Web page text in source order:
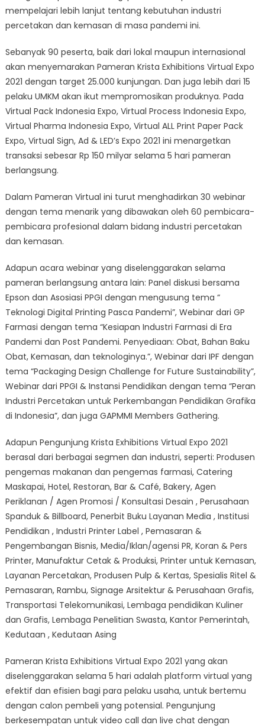
mempelajari lebih lanjut tentang kebutuhan industri
percetakan dan kemasan di masa pandemi ini.
Sebanyak 90 peserta, baik dari lokal maupun internasional
akan menyemarakan Pameran Krista Exhibitions Virtual Expo
2021 dengan target 25.000 kunjungan. Dan juga lebih dari 15
pelaku UMKM akan ikut mempromosikan produknya. Pada
Virtual Pack Indonesia Expo, Virtual Process Indonesia Expo,
Virtual Pharma Indonesia Expo, Virtual ALL Print Paper Pack
Expo, Virtual Sign, Ad & LED’s Expo 2021 ini menargetkan
transaksi sebesar Rp 150 milyar selama 5 hari pameran
berlangsung.
Dalam Pameran Virtual ini turut menghadirkan 30 webinar
dengan tema menarik yang dibawakan oleh 60 pembicara-
pembicara profesional dalam bidang industri percetakan
dan kemasan.
Adapun acara webinar yang diselenggarakan selama
pameran berlangsung antara lain: Panel diskusi bersama
Epson dan Asosiasi PPGI dengan mengusung tema “
Teknologi Digital Printing Pasca Pandemi”, Webinar dari GP
Farmasi dengan tema “Kesiapan Industri Farmasi di Era
Pandemi dan Post Pandemi. Penyediaan: Obat, Bahan Baku
Obat, Kemasan, dan teknologinya.”, Webinar dari IPF dengan
tema “Packaging Design Challenge for Future Sustainability”,
Webinar dari PPGI & Instansi Pendidikan dengan tema “Peran
Industri Percetakan untuk Perkembangan Pendidikan Grafika
di Indonesia”, dan juga GAPMMI Members Gathering.
Adapun Pengunjung Krista Exhibitions Virtual Expo 2021
berasal dari berbagai segmen dan industri, seperti: Produsen
pengemas makanan dan pengemas farmasi, Catering
Maskapai, Hotel, Restoran, Bar & Café, Bakery, Agen
Periklanan / Agen Promosi / Konsultasi Desain , Perusahaan
Spanduk & Billboard, Penerbit Buku Layanan Media , Institusi
Pendidikan , Industri Printer Label , Pemasaran &
Pengembangan Bisnis, Media/Iklan/agensi PR, Koran & Pers
Printer, Manufaktur Cetak & Produksi, Printer untuk Kemasan,
Layanan Percetakan, Produsen Pulp & Kertas, Spesialis Ritel &
Pemasaran, Rambu, Signage Arsitektur & Perusahaan Grafis,
Transportasi Telekomunikasi, Lembaga pendidikan Kuliner
dan Grafis, Lembaga Penelitian Swasta, Kantor Pemerintah,
Kedutaan , Kedutaan Asing
Pameran Krista Exhibitions Virtual Expo 2021 yang akan
diselenggarakan selama 5 hari adalah platform virtual yang
efektif dan efisien bagi para pelaku usaha, untuk bertemu
dengan calon pembeli yang potensial. Pengunjung
berkesempatan untuk video call dan live chat dengan